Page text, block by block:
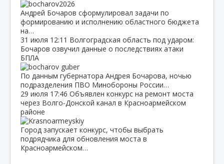
Андрей Бочаров сформулировал задачи по
формированию и исполнению областного бюджета
на…
31 июля 12:11 Волгоградская область под ударом:
Бочаров озвучил данные о последствиях атаки
БПЛА
По данным губернатора Андрея Бочарова, ночью
подразделения ПВО Минобороны России…
29 июля 17:46 Объявлен конкурс на ремонт моста
через Волго‑Донской канал в Красноармейском
районе
Город запускает конкурс, чтобы выбрать
подрядчика для обновления моста в
Красноармейском…